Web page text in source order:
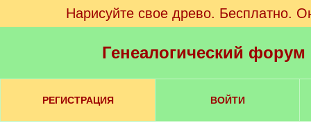
Нарисуйте свое древо. Бесплатно.
Генеалогический
РЕГИСТРАЦИЯ ВОЙТИ